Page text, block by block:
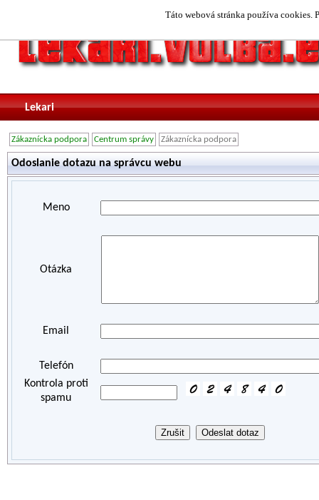
Táto webová stránka používa cookies.
Lekari
Zákaznícka podpora Centrum správy Zákaznícka podpora
Odoslanie dotazu na správcu webu
Meno
Otázka
Email
Telefón
Kontrola proti
spamu